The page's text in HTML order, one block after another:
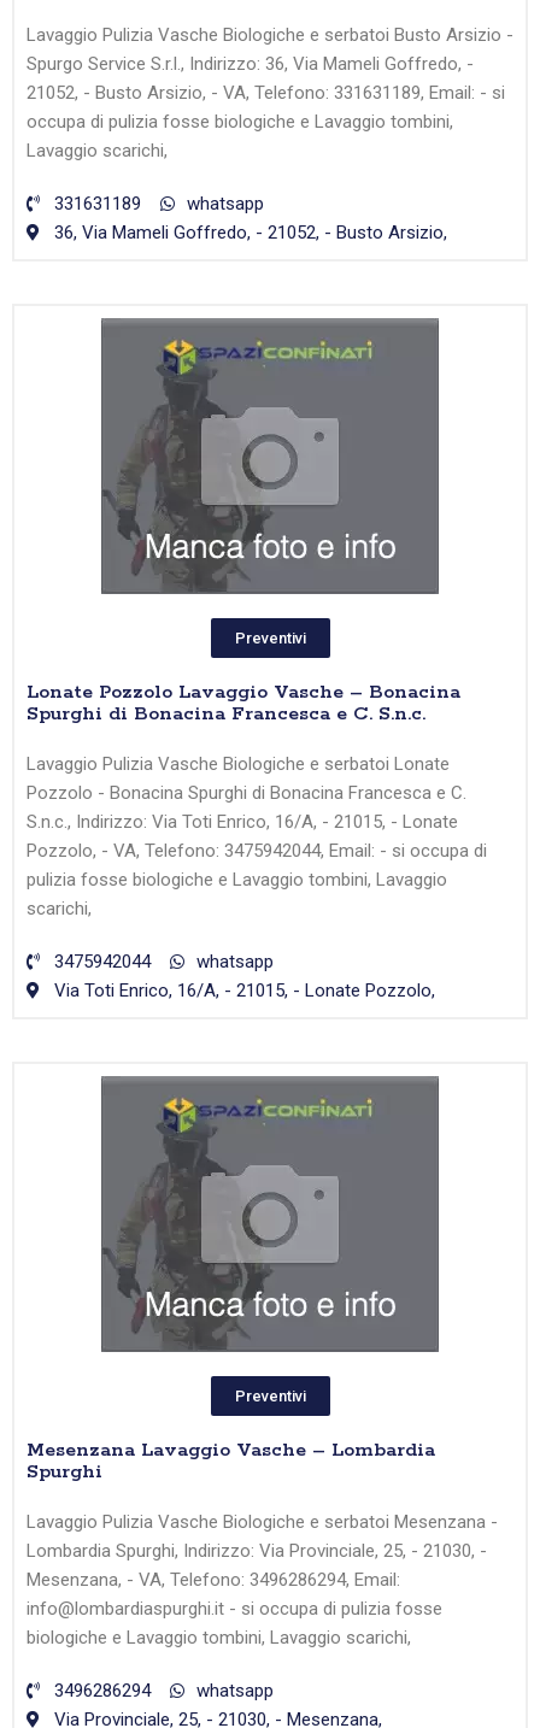
Lavaggio Pulizia Vasche Biologiche e serbatoi Busto Arsizio -
Spurgo Service S.r.l., Indirizzo: 36, Via Mameli Goffredo, -
21052, - Busto Arsizio, - VA, Telefono: 331631189, Email: - si
occupa di pulizia fosse biologiche e Lavaggio tombini,
Lavaggio scarichi,
331631189
whatsapp
36, Via Mameli Goffredo, - 21052, - Busto Arsizio,
Preventivi
Lonate Pozzolo Lavaggio Vasche – Bonacina
Spurghi di Bonacina Francesca e C. S.n.c.
Lavaggio Pulizia Vasche Biologiche e serbatoi Lonate
Pozzolo - Bonacina Spurghi di Bonacina Francesca e C.
S.n.c., Indirizzo: Via Toti Enrico, 16/A, - 21015, - Lonate
Pozzolo, - VA, Telefono: 3475942044, Email: - si occupa di
pulizia fosse biologiche e Lavaggio tombini, Lavaggio
scarichi,
3475942044
whatsapp
Via Toti Enrico, 16/A, - 21015, - Lonate Pozzolo,
Preventivi
Mesenzana Lavaggio Vasche – Lombardia
Spurghi
Lavaggio Pulizia Vasche Biologiche e serbatoi Mesenzana -
Lombardia Spurghi, Indirizzo: Via Provinciale, 25, - 21030, -
Mesenzana, - VA, Telefono: 3496286294, Email:
info@lombardiaspurghi.it - si occupa di pulizia fosse
biologiche e Lavaggio tombini, Lavaggio scarichi,
3496286294
whatsapp
Via Provinciale, 25, - 21030, - Mesenzana,